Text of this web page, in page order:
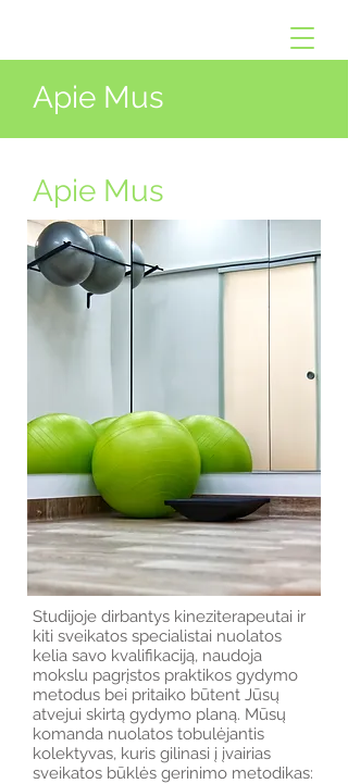
Apie Mus
Apie Mus
Studijoje dirbantys kineziterapeutai ir
kiti sveikatos specialistai nuolatos
kelia savo kvalifikaciją, naudoja
mokslu pagrįstos praktikos gydymo
metodus bei pritaiko būtent Jūsų
atvejui skirtą gydymo planą. Mūsų
komanda nuolatos tobulėjantis
kolektyvas, kuris gilinasi į įvairias
sveikatos būklės gerinimo metodikas: